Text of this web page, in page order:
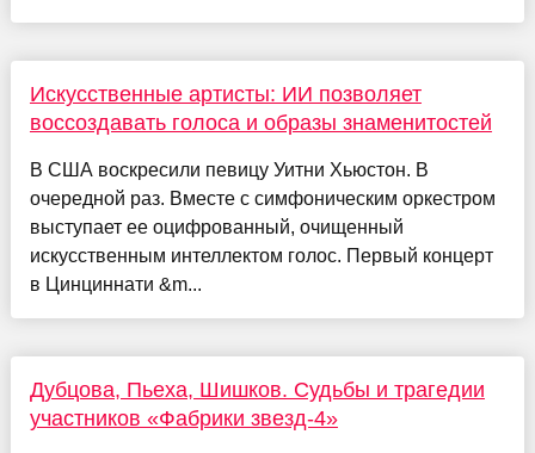
Искусственные артисты: ИИ позволяет
воссоздавать голоса и образы знаменитостей
В США воскресили певицу Уитни Хьюстон. В
очередной раз. Вместе с симфоническим оркестром
выступает ее оцифрованный, очищенный
искусственным интеллектом голос. Первый концерт
в Цинциннати &m...
Дубцова, Пьеха, Шишков. Судьбы и трагедии
участников «Фабрики звезд-4»